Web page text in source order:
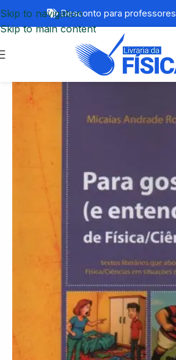
Skip to navigation
Skip to main content
Desconto para professores,